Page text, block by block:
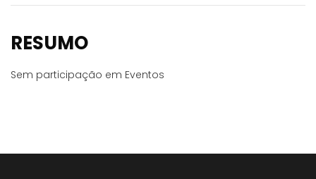
RESUMO
Sem participação em Eventos